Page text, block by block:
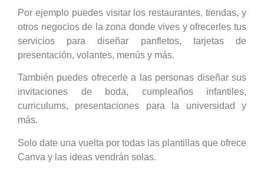
Por ejemplo puedes visitar los restaurantes, tiendas, y
otros negocios de la zona donde vives y ofrecerles tus
servicios para diseñar panfletos, tarjetas de
presentación, volantes, menús y más.
También puedes ofrecerle a las personas diseñar sus
invitaciones de boda, cumpleaños infantiles,
curriculums, presentaciones para la universidad y
más.
Solo date una vuelta por todas las plantillas que ofrece
Canva y las ideas vendrán solas.